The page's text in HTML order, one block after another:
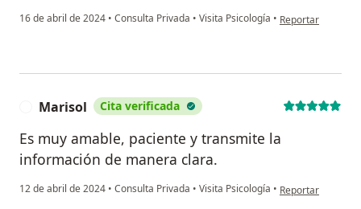
16 de abril de 2024 • Consulta Privada • Visita Psicología • en opinión del
Reportar
Marisol Cita verificada
Es muy amable, paciente y transmite la
información de manera clara.
12 de abril de 2024 • Consulta Privada • Visita Psicología • en opinión del
Reportar